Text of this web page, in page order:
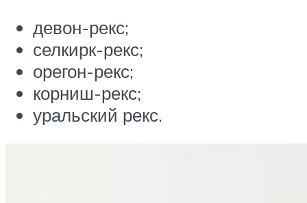
девон-рекс;
селкирк-рекс;
орегон-рекс;
корниш-рекс;
уральский рекс.